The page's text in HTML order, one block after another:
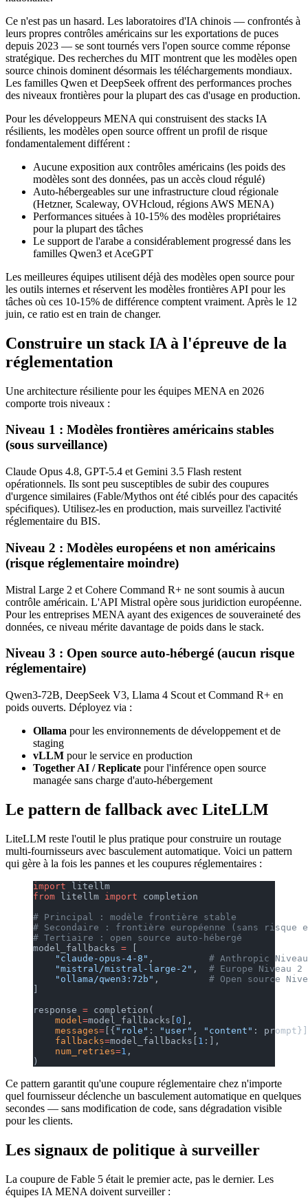
Ce n'est pas un hasard. Les laboratoires d'IA chinois — confrontés à
leurs propres contrôles américains sur les exportations de puces
depuis 2023 — se sont tournés vers l'open source comme réponse
stratégique. Des recherches du MIT montrent que les modèles open
source chinois dominent désormais les téléchargements mondiaux.
Les familles Qwen et DeepSeek offrent des performances proches
des niveaux frontières pour la plupart des cas d'usage en production.
Pour les développeurs MENA qui construisent des stacks IA
résilients, les modèles open source offrent un profil de risque
fondamentalement différent :
Aucune exposition aux contrôles américains (les poids des
modèles sont des données, pas un accès cloud régulé)
Auto-hébergeables sur une infrastructure cloud régionale
(Hetzner, Scaleway, OVHcloud, régions AWS MENA)
Performances situées à 10-15% des modèles propriétaires
pour la plupart des tâches
Le support de l'arabe a considérablement progressé dans les
familles Qwen3 et AceGPT
Les meilleures équipes utilisent déjà des modèles open source pour
les outils internes et réservent les modèles frontières API pour les
tâches où ces 10-15% de différence comptent vraiment. Après le 12
juin, ce ratio est en train de changer.
Construire un stack IA à l'épreuve de la
réglementation
Une architecture résiliente pour les équipes MENA en 2026
comporte trois niveaux :
Niveau 1 : Modèles frontières américains stables
(sous surveillance)
Claude Opus 4.8, GPT-5.4 et Gemini 3.5 Flash restent
opérationnels. Ils sont peu susceptibles de subir des coupures
d'urgence similaires (Fable/Mythos ont été ciblés pour des capacités
spécifiques). Utilisez-les en production, mais surveillez l'activité
réglementaire du BIS.
Niveau 2 : Modèles européens et non américains
(risque réglementaire moindre)
Mistral Large 2 et Cohere Command R+ ne sont soumis à aucun
contrôle américain. L'API Mistral opère sous juridiction européenne.
Pour les entreprises MENA ayant des exigences de souveraineté des
données, ce niveau mérite davantage de poids dans le stack.
Niveau 3 : Open source auto-hébergé (aucun risque
réglementaire)
Qwen3-72B, DeepSeek V3, Llama 4 Scout et Command R+ en
poids ouverts. Déployez via :
Ollama pour les environnements de développement et de
staging
vLLM pour le service en production
Together AI / Replicate pour l'inférence open source
managée sans charge d'auto-hébergement
Le pattern de fallback avec LiteLLM
LiteLLM reste l'outil le plus pratique pour construire un routage
multi-fournisseurs avec basculement automatique. Voici un pattern
qui gère à la fois les pannes et les coupures réglementaires :
import litellm
from litellm import completion
# Principal : modèle frontière stable
# Secondaire : frontière européenne (sans risque
# Tertiaire : open source auto-hébergé
model_fallbacks =
    "claude-opus-4-8"
, # Anthropic
    "mistral/mistral-large-2"
, # Europe Niveau 2
    "ollama/qwen3:72b"
, # Open source
response = completion(
    model
=model_fallbacks[ 0 ],
    messages
= [{ "role" : "user" , "content" :
    fallbacks
=model_fallbacks[ 1 :],
    num_retries
=1 ,
)
Ce pattern garantit qu'une coupure réglementaire chez n'importe
quel fournisseur déclenche un basculement automatique en quelques
secondes — sans modification de code, sans dégradation visible
pour les clients.
Les signaux de politique à surveiller
La coupure de Fable 5 était le premier acte, pas le dernier. Les
équipes IA MENA doivent surveiller :